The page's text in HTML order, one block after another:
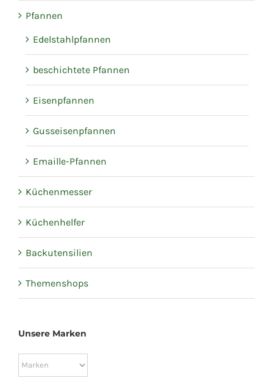
Pfannen
Edelstahlpfannen
beschichtete Pfannen
Eisenpfannen
Gusseisenpfannen
Emaille-Pfannen
Küchenmesser
Küchenhelfer
Backutensilien
Themenshops
Unsere Marken